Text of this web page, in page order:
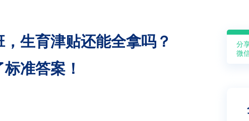
生育津贴还能全拿吗？
准答案！
分
微